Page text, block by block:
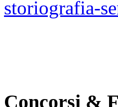
storiografia-
Concorsi &